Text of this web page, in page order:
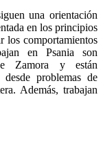
una orientación
en los principios
los comportamientos
en Psania son
Zamora y están
problemas de
Además, trabajan